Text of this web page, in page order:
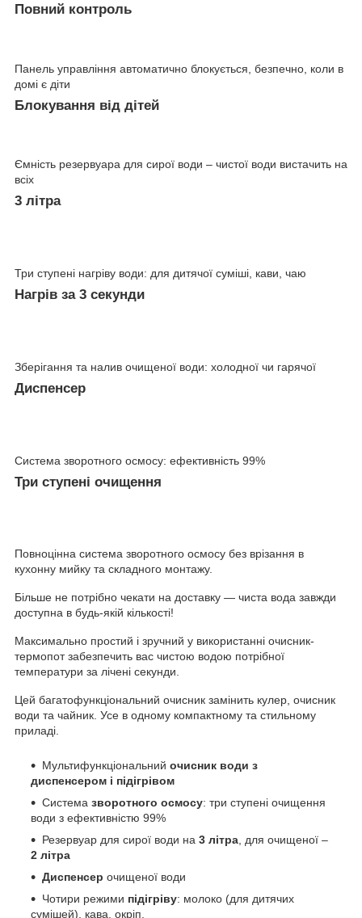
Мультифункціональний очисник води з
диспенсером і підігрівом
Система зворотного осмосу: три ступені очищення
води з ефективністю 99%
Резервуар для сирої води на 3 літра, для очищеної –
2 літра
Диспенсер очищеної води
Чотири режими підігріву: молоко (для дитячих
сумішей), кава, окріп.
Цей багатофункціональний очисник замінить кулер, очисник
води та чайник. Усе в одному компактному та стильному
приладі.
Максимально простий і зручний у використанні очисник-
термопот забезпечить вас чистою водою потрібної
температури за лічені секунди.
Більше не потрібно чекати на доставку — чиста вода завжди
доступна в будь-якій кількості!
Повноцінна система зворотного осмосу без врізання в
кухонну мийку та складного монтажу.
Три ступені очищення
Система зворотного осмосу: ефективність 99%
Диспенсер
Зберігання та налив очищеної води: холодної чи гарячої
Нагрів за 3 секунди
Три ступені нагріву води: для дитячої суміші, кави, чаю
3 літра
Ємність резервуара для сирої води – чистої води вистачить на
всіх
Блокування від дітей
Панель управління автоматично блокується, безпечно, коли в
домі є діти
Повний контроль